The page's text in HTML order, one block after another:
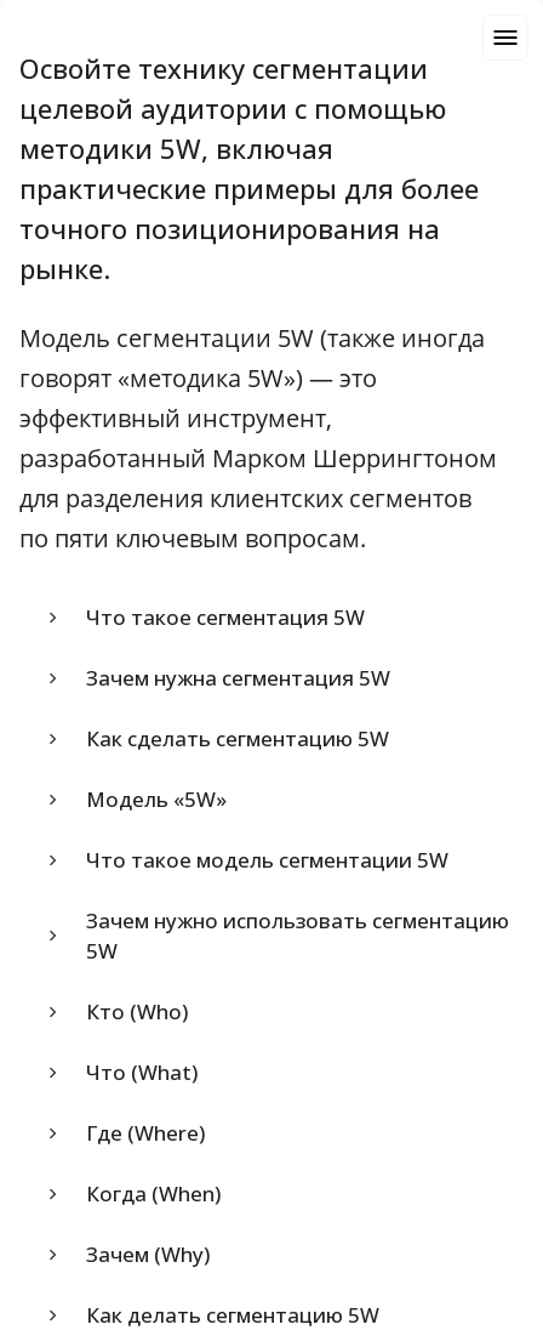
Освойте технику сегментации
целевой аудитории с помощью
методики 5W, включая
практические примеры для более
точного позиционирования на
рынке.
Модель сегментации 5W (также иногда
говорят «методика 5W») — это
эффективный инструмент,
разработанный Марком Шеррингтоном
для разделения клиентских сегментов
по пяти ключевым вопросам.
Что такое сегментация 5W
Зачем нужна сегментация 5W
Как сделать сегментацию 5W
Модель «5W»
Что такое модель сегментации 5W
Зачем нужно использовать сегментацию
5W
Кто (Who)
Что (What)
Где (Where)
Когда (When)
Зачем (Why)
Как делать сегментацию 5W